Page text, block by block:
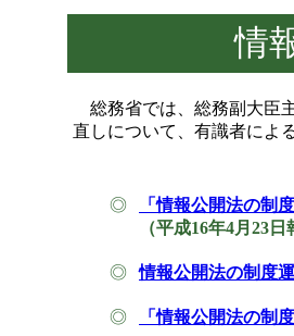
情
総務省では、総務副大臣
直しについて、有識者によ
◎
「情報公開法の制
（平成16年4月23日
◎ 情報公開法の制度
◎ 「情報公開法の制